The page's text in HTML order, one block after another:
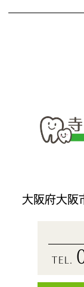
大阪府大阪
TEL.